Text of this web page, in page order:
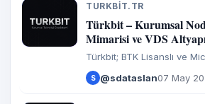
T
TURKBIT.TR
Türkbit – Kurumsal
Mimarisi ve VDS
Türkbit; BTK Lisanslı ve
onaylı, işletmeler için
otomatize sunucu kiralama
S @sdataslan07 May